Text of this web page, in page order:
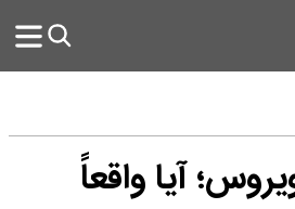
آیا واقعاً